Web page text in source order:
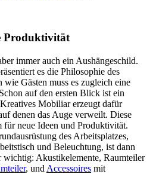
Produktivität
immer auch ein Aushängeschild.
es die Philosophie des
Gästen muss es zugleich eine
auf den ersten Blick ist ein
Mobiliar erzeugt dafür
denen das Auge verweilt. Diese
neue Ideen und Produktivität.
des Arbeitsplatzes,
und Beleuchtung, ist dann
Akustikelemente, Raumteiler
, und Accessoires mit